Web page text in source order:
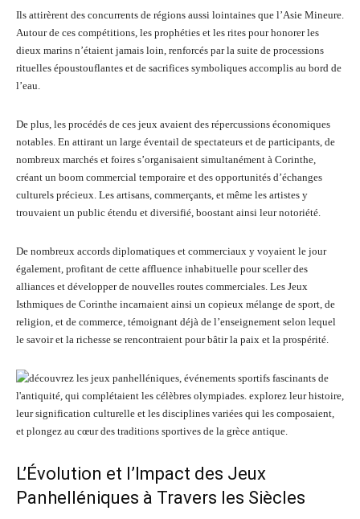
Ils attirèrent des concurrents de régions aussi lointaines que l’Asie Mineure.
Autour de ces compétitions, les prophéties et les rites pour honorer les
dieux marins n’étaient jamais loin, renforcés par la suite de processions
rituelles époustouflantes et de sacrifices symboliques accomplis au bord de
l’eau.
De plus, les procédés de ces jeux avaient des répercussions économiques
notables. En attirant un large éventail de spectateurs et de participants, de
nombreux marchés et foires s’organisaient simultanément à Corinthe,
créant un boom commercial temporaire et des opportunités d’échanges
culturels précieux. Les artisans, commerçants, et même les artistes y
trouvaient un public étendu et diversifié, boostant ainsi leur notoriété.
De nombreux accords diplomatiques et commerciaux y voyaient le jour
également, profitant de cette affluence inhabituelle pour sceller des
alliances et développer de nouvelles routes commerciales. Les Jeux
Isthmiques de Corinthe incarnaient ainsi un copieux mélange de sport, de
religion, et de commerce, témoignant déjà de l’enseignement selon lequel
le savoir et la richesse se rencontraient pour bâtir la paix et la prospérité.
L’Évolution et l’Impact des Jeux
Panhelléniques à Travers les Siècles